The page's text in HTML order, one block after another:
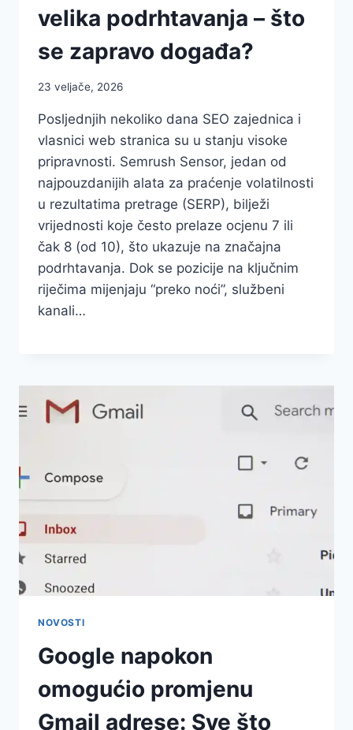
velika podrhtavanja – što
se zapravo događa?
23 veljače, 2026
Posljednjih nekoliko dana SEO zajednica i
vlasnici web stranica su u stanju visoke
pripravnosti. Semrush Sensor, jedan od
najpouzdanijih alata za praćenje volatilnosti
u rezultatima pretrage (SERP), bilježi
vrijednosti koje često prelaze ocjenu 7 ili
čak 8 (od 10), što ukazuje na značajna
podrhtavanja. Dok se pozicije na ključnim
riječima mijenjaju “preko noći”, službeni
kanali…
NOVOSTI
Google napokon
omogućio promjenu
Gmail adrese: Sve što